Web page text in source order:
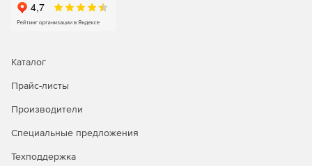
Каталог
Прайс-листы
Производители
Специальные предложения
Техподдержка